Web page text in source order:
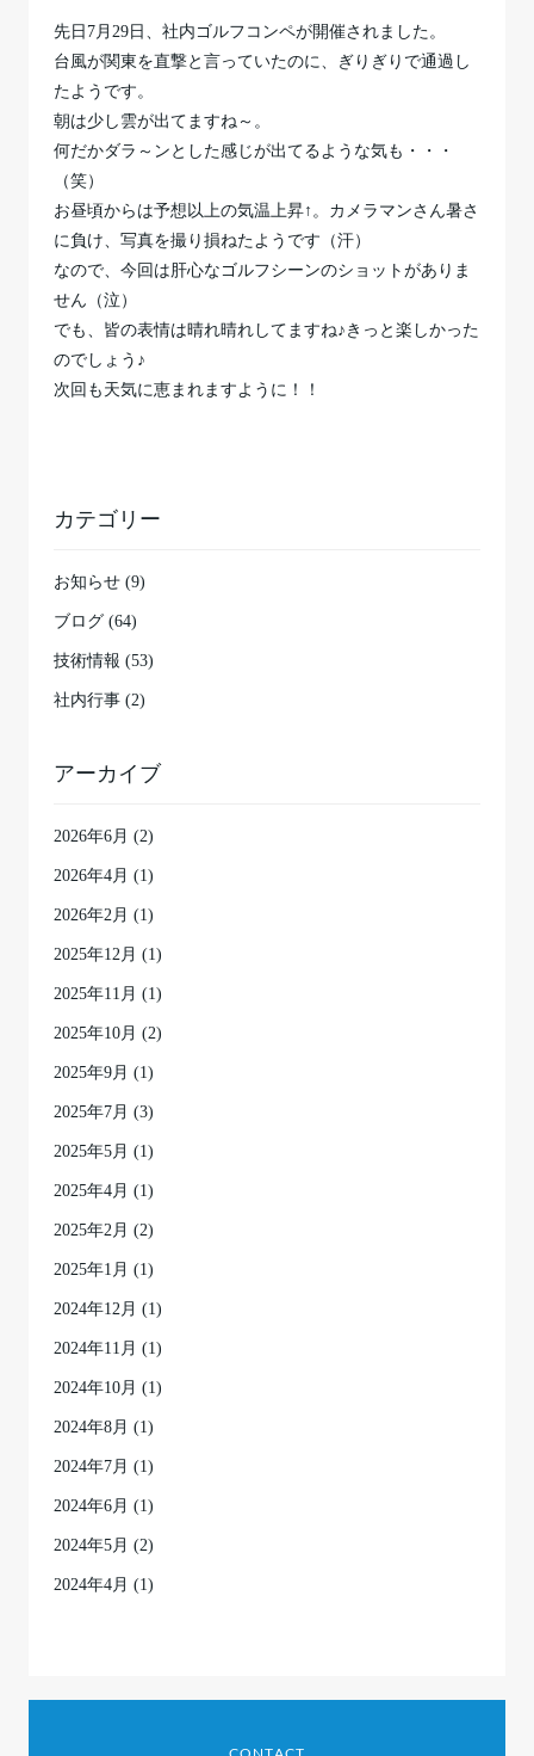
先日7月29日、社内ゴルフコンペが開催されました。
台風が関東を直撃と言っていたのに、ぎりぎりで通過し
たようです。
朝は少し雲が出てますね～。
何だかダラ～ンとした感じが出てるような気も・・・
（笑）
お昼頃からは予想以上の気温上昇↑。カメラマンさん暑さ
に負け、写真を撮り損ねたようです（汗）
なので、今回は肝心なゴルフシーンのショットがありま
せん（泣）
でも、皆の表情は晴れ晴れしてますね♪きっと楽しかった
のでしょう♪
次回も天気に恵まれますように！！
カテゴリー
お知らせ (9)
ブログ (64)
技術情報 (53)
社内行事 (2)
アーカイブ
2026年6月 (2)
2026年4月 (1)
2026年2月 (1)
2025年12月 (1)
2025年11月 (1)
2025年10月 (2)
2025年9月 (1)
2025年7月 (3)
2025年5月 (1)
2025年4月 (1)
2025年2月 (2)
2025年1月 (1)
2024年12月 (1)
2024年11月 (1)
2024年10月 (1)
2024年8月 (1)
2024年7月 (1)
2024年6月 (1)
2024年5月 (2)
2024年4月 (1)